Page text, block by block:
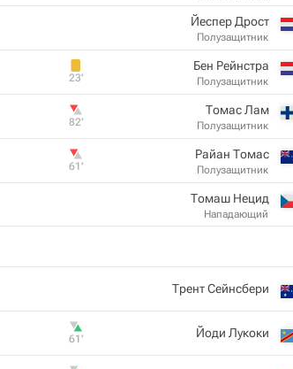
Йеспер Дрост
Полузащитник
Бен Рейнстра
Полузащитник
23‎’‎
Томас Лам
Полузащитник
82‎’‎
Райан Томас
Полузащитник
61‎’‎
Томаш Нецид
Нападающий
Трент Сейнсбери
Йоди Лукоки
61‎’‎